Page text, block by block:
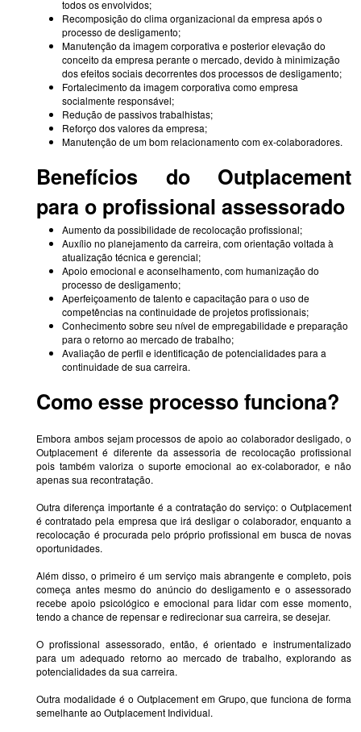
todos os envolvidos;
Recomposição do clima organizacional da empresa após o
processo de desligamento;
Manutenção da imagem corporativa e posterior elevação do
conceito da empresa perante o mercado, devido à minimização
dos efeitos sociais decorrentes dos processos de desligamento;
Fortalecimento da imagem corporativa como empresa
socialmente responsável;
Redução de passivos trabalhistas;
Reforço dos valores da empresa;
Manutenção de um bom relacionamento com ex-colaboradores.
Benefícios do Outplacement
para o profissional assessorado
Aumento da possibilidade de recolocação profissional;
Auxílio no planejamento da carreira, com orientação voltada à
atualização técnica e gerencial;
Apoio emocional e aconselhamento, com humanização do
processo de desligamento;
Aperfeiçoamento de talento e capacitação para o uso de
competências na continuidade de projetos profissionais;
Conhecimento sobre seu nível de empregabilidade e preparação
para o retorno ao mercado de trabalho;
Avaliação de perfil e identificação de potencialidades para a
continuidade de sua carreira.
Como esse processo funciona?
Embora ambos sejam processos de apoio ao colaborador desligado, o
Outplacement é diferente da assessoria de recolocação profissional
pois também valoriza o suporte emocional ao ex-colaborador, e não
apenas sua recontratação.
Outra diferença importante é a contratação do serviço: o Outplacement
é contratado pela empresa que irá desligar o colaborador, enquanto a
recolocação é procurada pelo próprio profissional em busca de novas
oportunidades.
Além disso, o primeiro é um serviço mais abrangente e completo, pois
começa antes mesmo do anúncio do desligamento e o assessorado
recebe apoio psicológico e emocional para lidar com esse momento,
tendo a chance de repensar e redirecionar sua carreira, se desejar.
O profissional assessorado, então, é orientado e instrumentalizado
para um adequado retorno ao mercado de trabalho, explorando as
potencialidades da sua carreira.
Outra modalidade é o Outplacement em Grupo, que funciona de forma
semelhante ao Outplacement Individual.